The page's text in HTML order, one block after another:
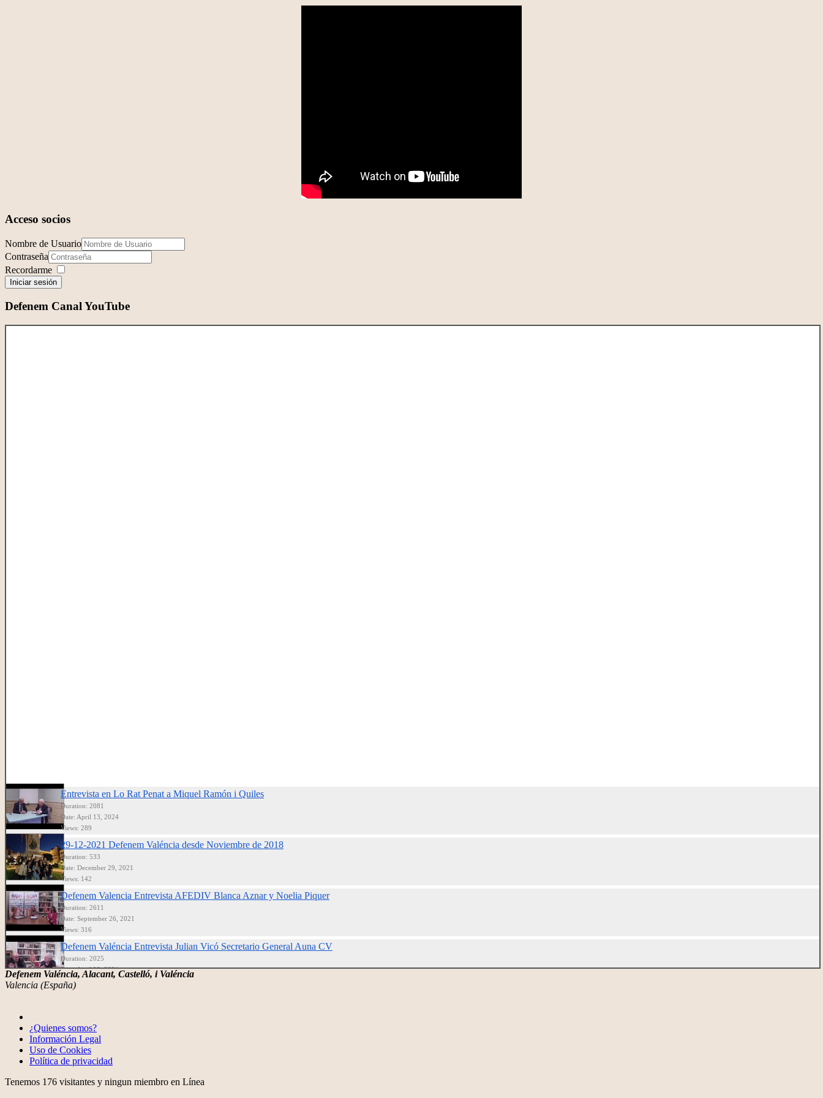
Acceso socios
Nombre de Usuario
Contraseña
Recordarme
Iniciar sesión
Defenem Canal YouTube
Entrevista en Lo Rat Penat a Miquel Ramón i Quiles
Duration: 2081
Date: April 13, 2024
Views: 289
29-12-2021 Defenem Valéncia desde Noviembre de 2018
Duration: 533
Date: December 29, 2021
Views: 142
Defenem Valencia Entrevista AFEDIV Blanca Aznar y Noelia Piquer
Duration: 2611
Date: September 26, 2021
Views: 316
Defenem Valéncia Entrevista Julian Vicó Secretario General Auna CV
Duration: 2025
Date: April 23, 2021
Views: 364
Views: 194
Defenem Valéncia Entrevista a D.Jose Manuel Ricart Lumbreras
Duration: 2592
Views: 582
Defenem Valéncia, Alacant, Castelló, i Valéncia
Valencia (España)
¿Quienes somos?
Información Legal
Uso de Cookies
Política de privacidad
Tenemos 176 visitantes y ningun miembro en Línea